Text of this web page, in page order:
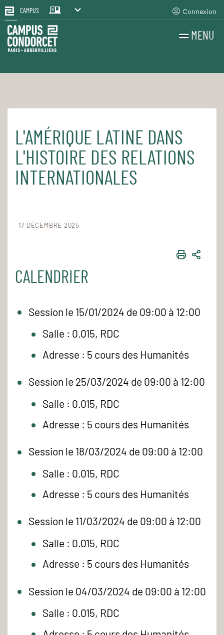
CAMPUS Connexion
MENU
Accueil Pour le quotidien Les cours et séminaires
L'AMÉRIQUE LATINE DANS
L'HISTOIRE DES RELATIONS
INTERNATIONALES
17 DÉCEMBRE 2025
CALENDRIER
Session le 15/01/2024 de 09:00 à 12:00
Salle : 0.015, RDC
Adresse : 5 cours des Humanités
Session le 25/03/2024 de 09:00 à 12:00
Salle : 0.015, RDC
Adresse : 5 cours des Humanités
Session le 18/03/2024 de 09:00 à 12:00
Salle : 0.015, RDC
Adresse : 5 cours des Humanités
Session le 11/03/2024 de 09:00 à 12:00
Salle : 0.015, RDC
Adresse : 5 cours des Humanités
Session le 04/03/2024 de 09:00 à 12:00
Salle : 0.015, RDC